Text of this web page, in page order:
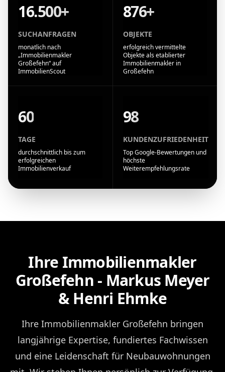
16.500+
SUCHANFRAGEN
monatlich nach
„Immobilienmakler
Großefehn“ auf
ImmobilienScout
876+
OBJEKTE
erfolgreich vermittelte
Objekte als etablierter
Immobilienmakler in
Großefehn
60
TAGE
durchschnittlich bis zum
erfolgreichen
Immobilienverkauf
98
KUNDENZUFRIEDENHEIT
Top Google-Bewertungen und
höchste
Weiterempfehlungsrate
Ihre Immobilienmakler
Großefehn - Markus Meyer
& Henri Ehmke
Ihre Immobilienmakler Großefehn bringen
langjährige Expertise, fundiertes Fachwissen
und eine Leidenschaft für Neubauwohnungen